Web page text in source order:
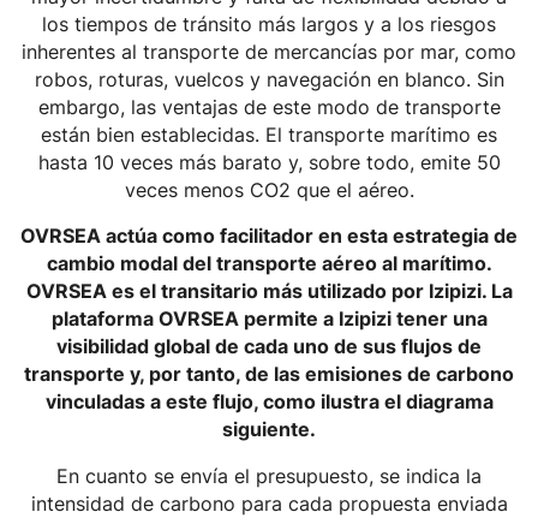
los tiempos de tránsito más largos y a los riesgos
inherentes al transporte de mercancías por mar, como
robos, roturas, vuelcos y navegación en blanco. Sin
embargo, las ventajas de este modo de transporte
están bien establecidas. El transporte marítimo es
hasta 10 veces más barato y, sobre todo, emite 50
veces menos CO2 que el aéreo.
OVRSEA actúa como facilitador en esta estrategia de
cambio modal del transporte aéreo al marítimo.
OVRSEA es el transitario más utilizado por Izipizi. La
plataforma OVRSEA permite a Izipizi tener una
visibilidad global de cada uno de sus flujos de
transporte y, por tanto, de las emisiones de carbono
vinculadas a este flujo, como ilustra el diagrama
siguiente.
En cuanto se envía el presupuesto, se indica la
intensidad de carbono para cada propuesta enviada